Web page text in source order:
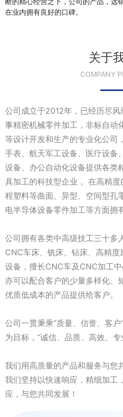
在业内拥有良好的口碑。
关于
COMPANY
公司成立于2012年，已经历尽
事精密机械零件加工，非标自动
等设计开发和生产的专业化公司
手表、航天军工设备、医疗设备
设备、办公自动化设备提供各类
具加工的科技型企业， 在高精
程塑料等曲面、异型、空间型孔
电半导体设备零件加工等方面拥
公司拥有各类中高级技工三十多
CNC车床、铣床、钻床、高精度
设备，擅长CNC车及CNC加工
亦可以配合客户的少量多样化、
优质低成本的产品提供给客户。
公司一贯秉乘“质量、信誉、客
为目标，“诚信、品质、高效、专
我们用高质量的产品和服务与您
我们坚持以快速响应，精细加工
应，与您共同发展！